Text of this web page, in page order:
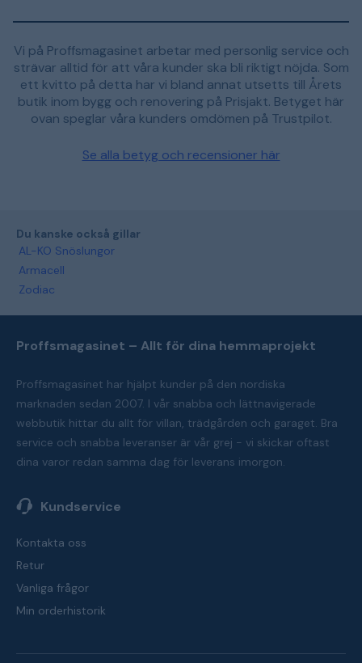
Vi på Proffsmagasinet arbetar med personlig service och
strävar alltid för att våra kunder ska bli riktigt nöjda. Som
ett kvitto på detta har vi bland annat utsetts till Årets
butik inom bygg och renovering på Prisjakt. Betyget här
ovan speglar våra kunders omdömen på Trustpilot.
Se alla betyg och recensioner här
Du kanske också gillar
AL-KO Snöslungor
Armacell
Zodiac
Proffsmagasinet – Allt för dina hemmaprojekt
Proffsmagasinet har hjälpt kunder på den nordiska
marknaden sedan 2007. I vår snabba och lättnavigerade
webbutik hittar du allt för villan, trädgården och garaget. Bra
service och snabba leveranser är vår grej - vi skickar oftast
dina varor redan samma dag för leverans imorgon.
Kundservice
Kontakta oss
Retur
Vanliga frågor
Min orderhistorik